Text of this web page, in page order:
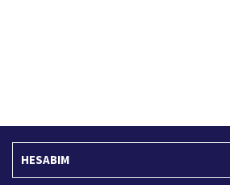
HESABIM